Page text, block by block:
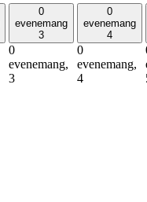
0
evenemang
3
0
evenemang,
3
0
evenemang
4
0
evenemang,
4